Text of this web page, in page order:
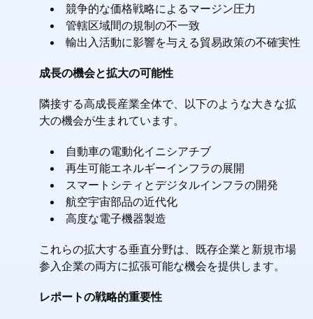
競争的な価格戦略によるマージン圧力
管轄区域間の規制の不一致
輸出入活動に影響を与える貿易政策の不確実性
成長の機会と拡大の可能性
隣接する高成長産業全体で、以下のような大きな拡
大の機会が生まれています。
自動車の電動化イニシアチブ
再生可能エネルギーインフラの展開
スマートシティとデジタルインフラの開発
航空宇宙部品の近代化
高度な電子機器製造
これらの拡大する垂直分野は、既存企業と新規市場
参入企業の両方に拡張可能な機会を提供します。
レポートの戦略的重要性